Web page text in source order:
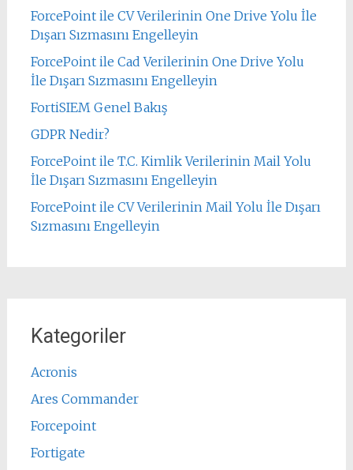
ForcePoint ile CV Verilerinin One Drive Yolu İle
Dışarı Sızmasını Engelleyin
ForcePoint ile Cad Verilerinin One Drive Yolu
İle Dışarı Sızmasını Engelleyin
FortiSIEM Genel Bakış
GDPR Nedir?
ForcePoint ile T.C. Kimlik Verilerinin Mail Yolu
İle Dışarı Sızmasını Engelleyin
ForcePoint ile CV Verilerinin Mail Yolu İle Dışarı
Sızmasını Engelleyin
Kategoriler
Acronis
Ares Commander
Forcepoint
Fortigate